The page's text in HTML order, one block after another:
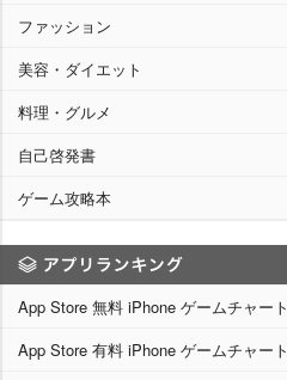
ファッション
美容・ダイエット
料理・グルメ
自己啓発書
ゲーム攻略本
App Store 無料 iPhone ゲームチャート
App Store 有料 iPhone ゲームチャート